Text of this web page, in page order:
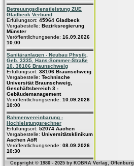
Betreuungsdienstleistung ZUE
Gladbeck Verbund
Erfüllungsort: 45964 Gladbeck
Vergabestelle: Bezirksregierung
Münster
Veröffentlichungsende: 16.09.2026
10:00
Sanitäranlagen - Neubau Physik,
Geb. 3335, Hans-Sommer-Straße
10, 38106 Braunschweig
Erfüllungsort: 38106 Braunschweig
Vergabestelle: Technische
Universität Braunschweig,
Geschäftsbereich 3 -
Gebäudemanagement
Veröffentlichungsende: 10.09.2026
10:00
Rahmenvereinbarung -
Hochleistungsrechner
Erfüllungsort: 52074 Aachen
Vergabestelle: Universitätsklinikum
Aachen AöR
Veröffentlichungsende: 08.09.2026
10:30
Copyright © 1986 - 2025 by KOBRA Verlag, Offenburg